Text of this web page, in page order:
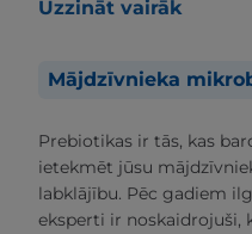
Uzzināt vairāk
Mājdzīvnieka
Prebiotikas ir tās, kas
ietekmēt jūsu
labklājību. Pēc gadiem
eksperti ir noskaidrojuši,